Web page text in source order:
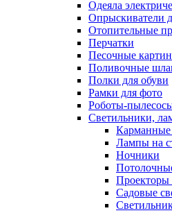
Одеяла
Опрыскиватели
Отопительные
Перчатки
Песочные
Поливочные
Полки для обуви
Рамки для фото
Роботы-
Светильники,
Лампы на
Ночники
Проекторы
Садовые